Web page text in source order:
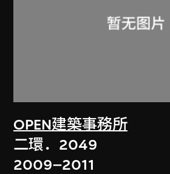
OPEN建築事務所
二環．2049
2009–2011